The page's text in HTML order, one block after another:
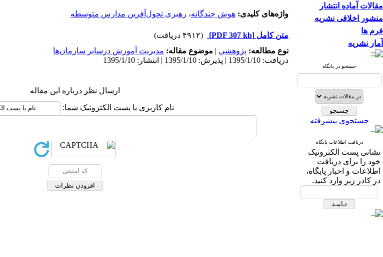
مقالات آماده انتشار
منشور اخلاقی نشریه
فرم ها
آمار نشریه
جستجو در پایگاه
جستجوی پیشرفته
دریافت اطلاعات پایگاه
نشانی پست الکترونیک
خود را برای دریافت
اطلاعات و اخبار پایگاه،
در کادر زیر وارد کنید.
واژه‌های کلیدی: هوش چندگانه، رهبری تحول‌آفرین مدارس متوسطه
متن کامل [PDF 307 kb]
(۴۹۱۲ دریافت)
نوع مطالعه: پژوهشي | موضوع مقاله: مدیریت آموزش درسایر سازمان‌ها
دریافت: 1395/1/10 | پذیرش: 1395/1/10 | انتشار: 1395/1/10
ارسال نظر درباره این مقاله
نام کاربری یا پست الکترونیک شما: